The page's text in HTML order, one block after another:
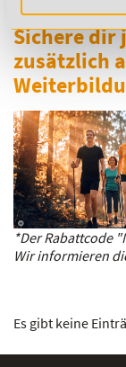
Sichere dir
zusätzlich
*Der Rabattcode
Wir informieren
Es gibt keine